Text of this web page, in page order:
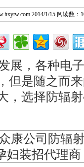
2014/1/15 阅读数：
展，各种电
但是随之而
，选择防辐